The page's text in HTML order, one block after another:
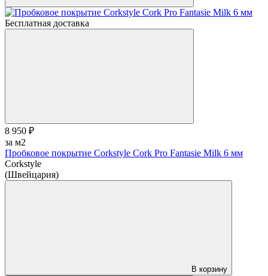
Бесплатная доставка
8 950 ₽
за м2
Пробковое покрытие Corkstyle Cork Pro Fantasie Milk 6 мм
Corkstyle
(Швейцария)
В корзину